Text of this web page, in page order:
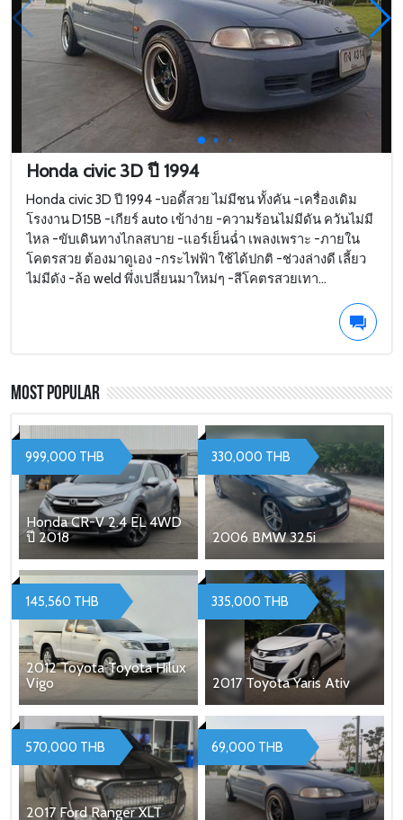
Honda civic 3D ปี 1994
Honda civic 3D ปี 1994 -บอดี้สวย ไม่มีชน ทั้งคัน -เครื่องเดิม
โรงงาน D15B -เกียร์ auto เข้าง่าย -ความร้อนไม่มีดัน ควันไม่มี
ไหล -ขับเดินทางไกลสบาย -แอร์เย็นฉ่ำ เพลงเพราะ -ภายใน
โคตรสวย ต้องมาดูเอง -กระไฟฟ้า ใช้ได้ปกติ -ช่วงล่างดี เลี้ยว
ไม่มีดัง -ล้อ weld พึ่งเปลี่ยนมาใหม่ๆ -สีโคตรสวยเทา...
Most Popular
Honda CR-V 2.4 EL 4WD
ปี 2018
999,000 THB
2006 BMW 325i
330,000 THB
2012 Toyota Toyota Hilux
Vigo
145,560 THB
2017 Toyota Yaris Ativ
335,000 THB
2017 Ford Ranger XLT
570,000 THB 69,000 THB